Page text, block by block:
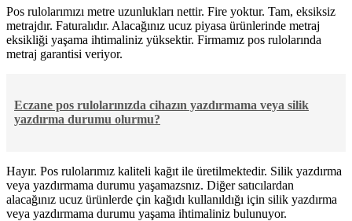
Pos rulolarımızı metre uzunlukları nettir. Fire yoktur. Tam, eksiksiz
metrajdır. Faturalıdır. Alacağınız ucuz piyasa ürünlerinde metraj
eksikliği yaşama ihtimaliniz yüksektir. Firmamız pos rulolarında
metraj garantisi veriyor.
Eczane pos rulolarınızda cihazın yazdırmama veya silik
yazdırma durumu olurmu?
Hayır. Pos rulolarımız kaliteli kağıt ile üretilmektedir. Silik yazdırma
veya yazdırmama durumu yaşamazsnız. Diğer satıcılardan
alacağınız ucuz ürünlerde çin kağıdı kullanıldığı için silik yazdırma
veya yazdırmama durumu yaşama ihtimaliniz bulunuyor.